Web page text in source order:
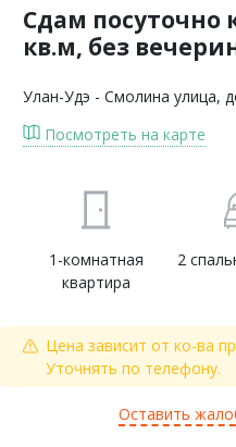
Сдам посуточно
кв.м, без
Улан-Удэ - Смолина улица,
Посмотреть на карте
1-комнатная
квартира
2
Цена зависит от ко-ва
Уточнять по телефону.
Оставить